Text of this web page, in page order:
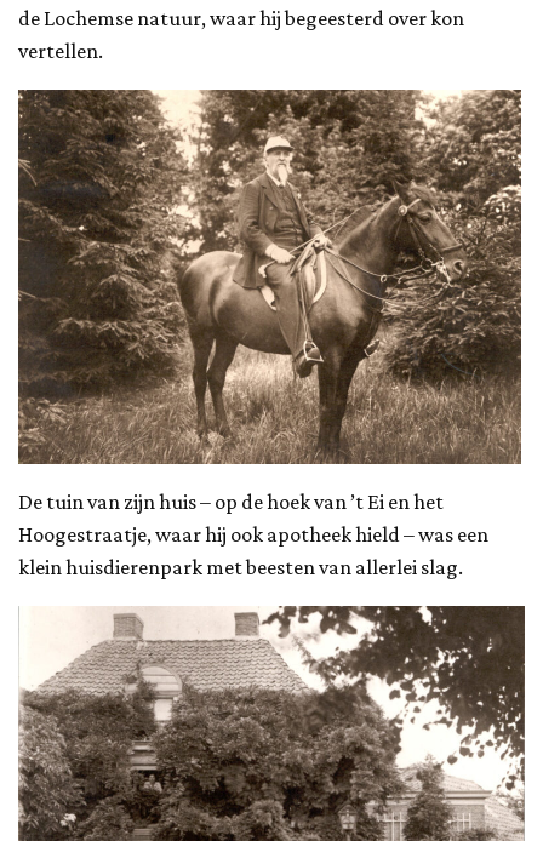
de Lochemse natuur, waar hij begeesterd over kon
vertellen.
De tuin van zijn huis – op de hoek van ’t Ei en het
Hoogestraatje, waar hij ook apotheek hield – was een
klein huisdierenpark met beesten van allerlei slag.